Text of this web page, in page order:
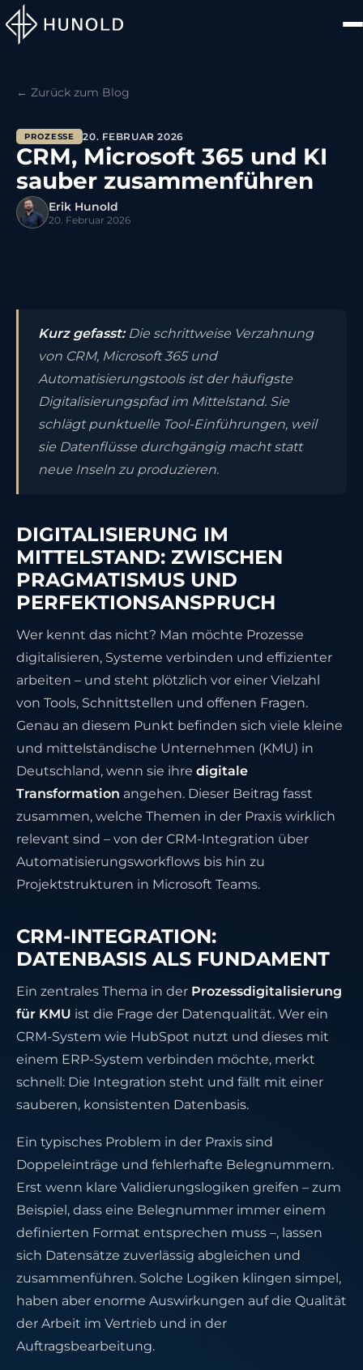
← Zurück zum Blog
PROZESSE 20. FEBRUAR 2026
CRM, Microsoft 365 und KI
sauber zusammenführen
Erik Hunold
20. Februar 2026
Kurz gefasst:Die schrittweise Verzahnung
von CRM, Microsoft 365 und
Automatisierungstools ist der häufigste
Digitalisierungspfad im Mittelstand. Sie
schlägt punktuelle Tool-Einführungen, weil
sie Datenflüsse durchgängig macht statt
neue Inseln zu produzieren.
DIGITALISIERUNG IM
MITTELSTAND: ZWISCHEN
PRAGMATISMUS UND
PERFEKTIONSANSPRUCH
Wer kennt das nicht? Man möchte Prozesse
digitalisieren, Systeme verbinden und effizienter
arbeiten – und steht plötzlich vor einer Vielzahl
von Tools, Schnittstellen und offenen Fragen.
Genau an diesem Punkt befinden sich viele kleine
und mittelständische Unternehmen (KMU) in
Deutschland, wenn sie ihre digitale
Transformation angehen. Dieser Beitrag fasst
zusammen, welche Themen in der Praxis wirklich
relevant sind – von der CRM-Integration über
Automatisierungsworkflows bis hin zu
Projektstrukturen in Microsoft Teams.
CRM-INTEGRATION:
DATENBASIS ALS FUNDAMENT
Ein zentrales Thema in der Prozessdigitalisierung
für KMU ist die Frage der Datenqualität. Wer ein
CRM-System wie HubSpot nutzt und dieses mit
einem ERP-System verbinden möchte, merkt
schnell: Die Integration steht und fällt mit einer
sauberen, konsistenten Datenbasis.
Ein typisches Problem in der Praxis sind
Doppeleinträge und fehlerhafte Belegnummern.
Erst wenn klare Validierungslogiken greifen – zum
Beispiel, dass eine Belegnummer immer einem
definierten Format entsprechen muss –, lassen
sich Datensätze zuverlässig abgleichen und
zusammenführen. Solche Logiken klingen simpel,
haben aber enorme Auswirkungen auf die Qualität
der Arbeit im Vertrieb und in der
Auftragsbearbeitung.